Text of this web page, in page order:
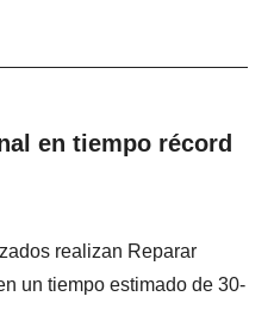
en tiempo récord
realizan Reparar
un tiempo estimado de 30-